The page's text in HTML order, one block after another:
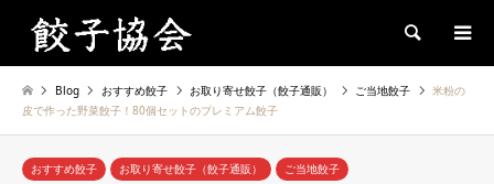
Search
Blog おすすめ餃子 お取り寄せ餃子（餃子通販） ご当地餃子
米粉の
皮で作った野菜餃子！80個セットのプレミアム餃子
おすすめ餃子 お取り寄せ餃子（餃子通販） ご当地餃子